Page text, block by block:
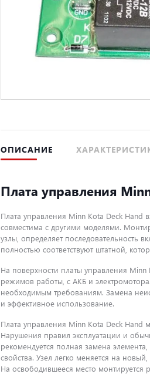
ОПИСАНИЕ
Плата управления
Плата управления Minn Kota Deck Hand
совместима с другими моделями.
узлы, определяет последовательность
полностью соответствуют штатной,
На поверхности платы управления
режимов работы, с АКБ и
необходимым требованиям. Замена
и эффективное использование.
Плата управления Minn Kota Deck Hand
Нарушения правил эксплуатации и
рекомендуется полная замена
свойства. Узел легко меняется на
На освободившееся место монтируется